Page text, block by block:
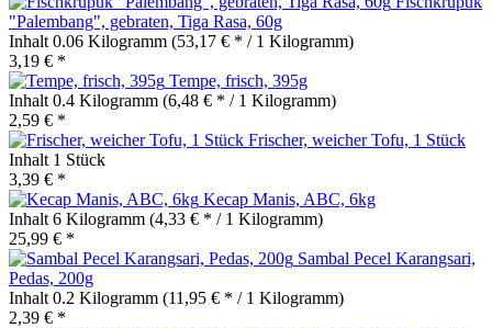
"Palembang", gebraten, Tiga Rasa, 60g
Inhalt 0.06 Kilogramm (53,17 € * / 1 Kilogramm)
3,19 € *
Tempe, frisch, 395g
Inhalt 0.4 Kilogramm (6,48 € * / 1 Kilogramm)
2,59 € *
Frischer, weicher Tofu, 1 Stück
Inhalt 1 Stück
3,39 € *
Kecap Manis, ABC, 6kg
Inhalt 6 Kilogramm (4,33 € * / 1 Kilogramm)
25,99 € *
Sambal Pecel Karangsari,
Pedas, 200g
Inhalt 0.2 Kilogramm (11,95 € * / 1 Kilogramm)
2,39 € *